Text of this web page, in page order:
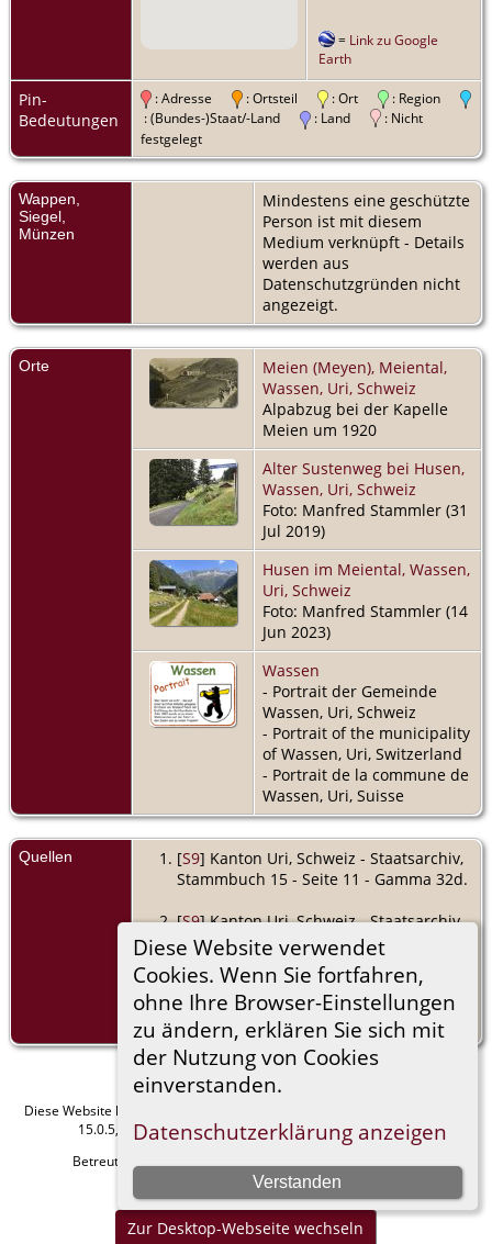
Diese Website verwendet
Cookies. Wenn Sie fortfahren,
ohne Ihre Browser-Einstellungen
zu ändern, erklären Sie sich mit
der Nutzung von Cookies
einverstanden.
Datenschutzerklärung anzeigen
Verstanden
= Link zu Google
Earth
Pin-
Bedeutungen
: Adresse : Ortsteil : Ort
: Region
: (Bundes-)Staat/-Land
: Land
: Nicht
festgelegt
Wappen,
Siegel,
Münzen
Mindestens eine geschützte
Person ist mit diesem
Medium verknüpft - Details
werden aus
Datenschutzgründen nicht
angezeigt.
Orte
Meien (Meyen), Meiental,
Wassen, Uri, Schweiz
Alpabzug bei der Kapelle
Meien um 1920
Alter Sustenweg bei Husen,
Wassen, Uri, Schweiz
Foto: Manfred Stammler (31
Jul 2019)
Husen im Meiental, Wassen,
Uri, Schweiz
Foto: Manfred Stammler (14
Jun 2023)
Wassen
- Portrait der Gemeinde
Wassen, Uri, Schweiz
- Portrait of the municipality
of Wassen, Uri, Switzerland
- Portrait de la commune de
Wassen, Uri, Suisse
Quellen [S9] Kanton Uri, Schweiz - Staatsarchiv,
Stammbuch 15 - Seite 11 - Gamma 32d.
[S9] Kanton Uri, Schweiz - Staatsarchiv,
Stammbuch 15 - Seite 25 - Gamma 71.
[S9] Kanton Uri, Schweiz - Staatsarchiv,
Stammbuch 28 - Seite 364 - Stadtler
(Stadler) 27c.
Diese Website läuft mit
15.0.5, programmiert von Darrin Lythgoe © 2001-2026.
Betreut von
Impressum
Zur Desktop-Webseite wechseln